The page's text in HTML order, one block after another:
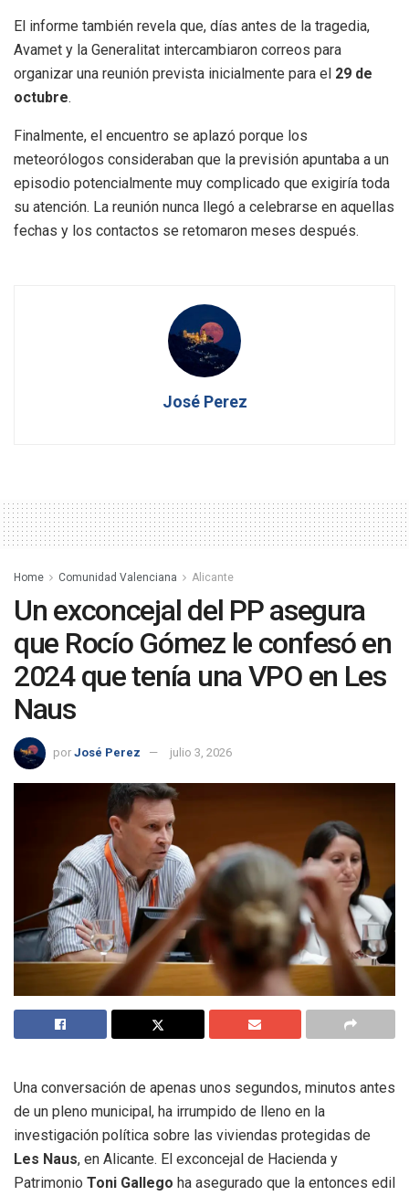
El informe también revela que, días antes de la tragedia,
Avamet y la Generalitat intercambiaron correos para
organizar una reunión prevista inicialmente para el 29 de
octubre.
Finalmente, el encuentro se aplazó porque los
meteorólogos consideraban que la previsión apuntaba a un
episodio potencialmente muy complicado que exigiría toda
su atención. La reunión nunca llegó a celebrarse en aquellas
fechas y los contactos se retomaron meses después.
José Perez
Home Comunidad Valenciana Alicante
Un exconcejal del PP asegura
que Rocío Gómez le confesó en
2024 que tenía una VPO en Les
Naus
por José Perez julio 3, 2026
Una conversación de apenas unos segundos, minutos antes
de un pleno municipal, ha irrumpido de lleno en la
investigación política sobre las viviendas protegidas de
Les Naus, en Alicante. El exconcejal de Hacienda y
Patrimonio Toni Gallego ha asegurado que la entonces edil